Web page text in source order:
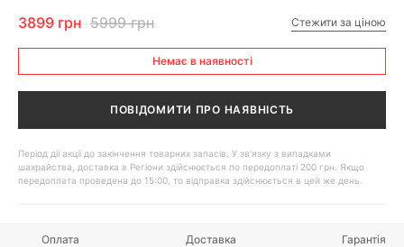
3899 грн 5999 грн Стежити за ціною
Немає в наявності
ПОВІДОМИТИ ПРО НАЯВНІСТЬ
Період дії акції до закінчення товарних запасів. У зв'язку з випадками
шахрайства, доставка в Регіони здійснюється по передоплаті 200 грн. Якщо
передоплата проведена до 15:00, то відправка здійснюється в цей же день.
Оплата Доставка Гарантія